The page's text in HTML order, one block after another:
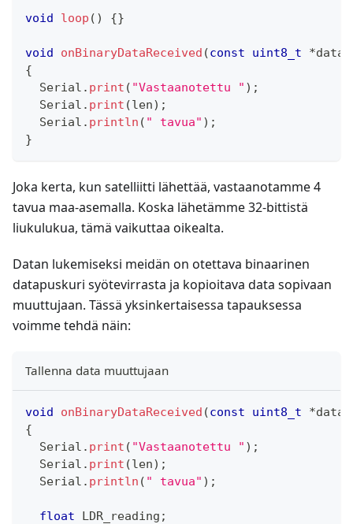
void loop ( ) {}
void onBinaryDataReceived (const uint8_t *data
{
  Serial
. print ( "Vastaanotettu " ) ;
  Serial
. print (len) ;
  Serial
. println ( " tavua" ) ;
}
Joka kerta, kun satelliitti lähettää, vastaanotamme 4
tavua maa-asemalla. Koska lähetämme 32-bittistä
liukulukua, tämä vaikuttaa oikealta.
Datan lukemiseksi meidän on otettava binaarinen
datapuskuri syötevirrasta ja kopioitava data sopivaan
muuttujaan. Tässä yksinkertaisessa tapauksessa
voimme tehdä näin:
Tallenna data muuttujaan
void onBinaryDataReceived (const uint8_t *data
{
  Serial
. print ( "Vastaanotettu " ) ;
  Serial
. print (len) ;
  Serial
. println ( " tavua" ) ;
float LDR_reading ;